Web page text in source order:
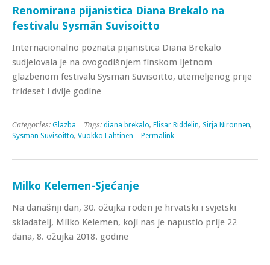
Renomirana pijanistica Diana Brekalo na
festivalu Sysmän Suvisoitto
Internacionalno poznata pijanistica Diana Brekalo
sudjelovala je na ovogodišnjem finskom ljetnom
glazbenom festivalu Sysmän Suvisoitto, utemeljenog prije
trideset i dvije godine
Categories: Glazba | Tags: diana brekalo, Elisar Riddelin, Sirja Nironnen,
Sysmän Suvisoitto, Vuokko Lahtinen Permalink
Milko Kelemen-Sjećanje
Na današnji dan, 30. ožujka rođen je hrvatski i svjetski
skladatelj, Milko Kelemen, koji nas je napustio prije 22
dana, 8. ožujka 2018. godine